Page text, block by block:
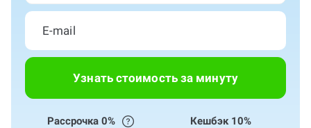
Узнать стоимость за минуту
Рассрочка 0% Кешбэк 10%